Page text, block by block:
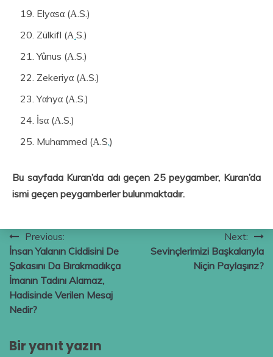
Elyαsα (Α.S.)
Zülkifl (Α.S.)
Yûnus (Α.S.)
Zekeriyα (Α.S.)
Yαhyα (Α.S.)
İsα (Α.S.)
Muhαmmed (Α.S.)
Bu sayfada Kuran’da adı geçen 25 peygamber, Kuran’da
ismi geçen peygamberler bulunmaktadır.
Yazı
gezinmesi
Previous:
İnsan Yalanın Ciddisini De
Şakasını Da Bırakmadıkça
İmanın Tadını Alamaz,
Hadisinde Verilen Mesaj
Nedir?
Next:
Sevinçlerimizi Başkalarıyla
Niçin Paylaşırız?
Bir yanıt yazın